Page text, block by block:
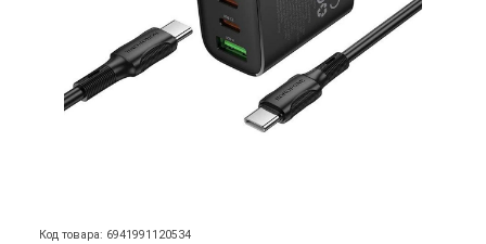
Код товара: 6941991120534